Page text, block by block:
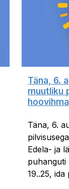
Täna, 6.
muutliku
hoovihma
Täna, 6.
Edela- ja
puhanguti
19..25, ida